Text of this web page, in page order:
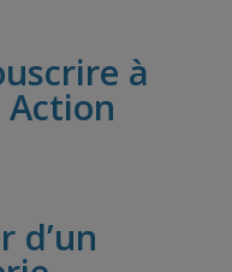
à
Action
d’un